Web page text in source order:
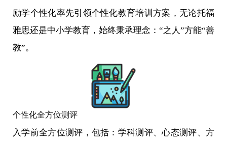
励学个性化率先引领个性化教育培训方案，无论托福
雅思还是中小学教育，始终秉承理念：“之人”方能“善
教”。
个性化全方位测评
入学前全方位测评，包括：学科测评、心态测评、方